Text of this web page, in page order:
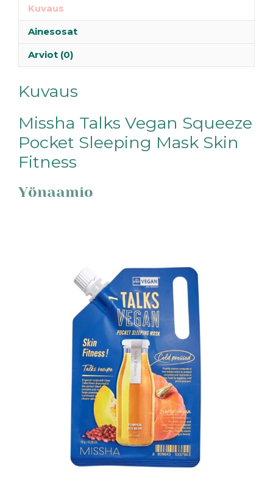
Kuvaus
Ainesosat
Arviot (0)
Kuvaus
Missha Talks Vegan Squeeze
Pocket Sleeping Mask Skin
Fitness
Yönaamio